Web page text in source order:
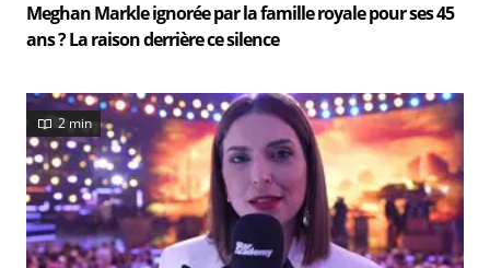
Meghan Markle ignorée par la famille royale pour ses 45
ans ? La raison derrière ce silence
2 min